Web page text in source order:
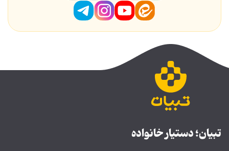
تبیان؛ دستیار خانواده